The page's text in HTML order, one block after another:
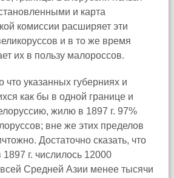
и карта
комиссии расширяет эти
и в то же время
их в пользу малороссов.
что указанных губерниях и
как бы в одной границе и
жилю в 1897 г. 97%
вне же этих пределов
Достаточно сказать, что
г. числилось 12000
Средней Азии менее тысячи